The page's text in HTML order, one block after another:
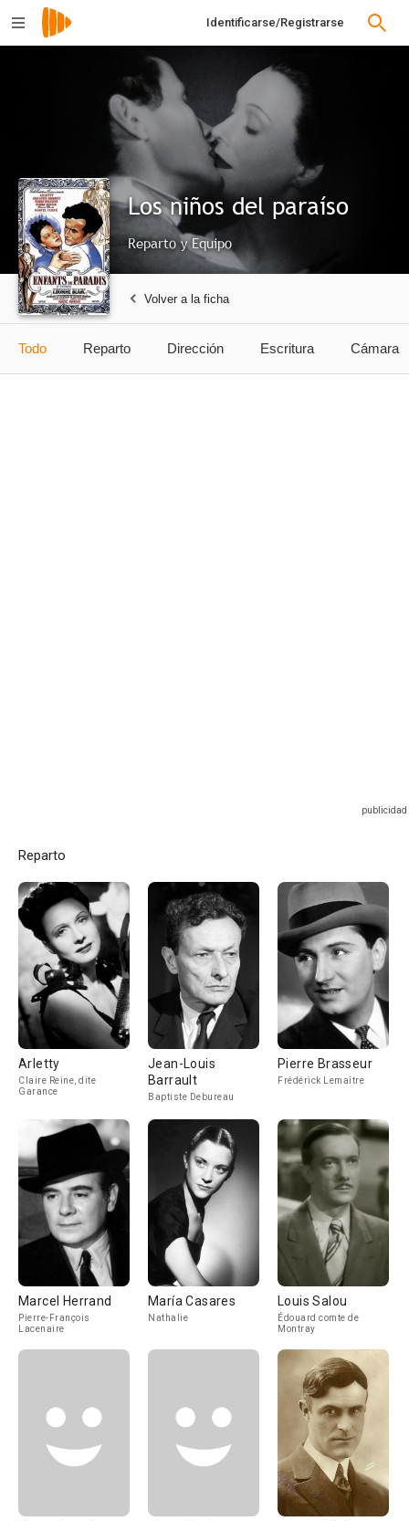
Identificarse/Registrarse
Los niños del paraíso
Reparto y Equipo
Volver a la ficha
Todo Reparto Dirección Escritura Cámara
Reparto
Arletty
Claire Reine, dite
Garance
Jean-Louis
Barrault
Baptiste Debureau
Pierre Brasseur
Frédérick Lemaître
Marcel Herrand
Pierre-François
Lacenaire
María Casares
Nathalie
Louis Salou
Édouard comte de
Montray